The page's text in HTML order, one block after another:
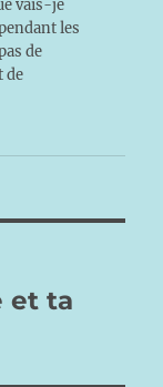
vais-je
les
de
de
et ta